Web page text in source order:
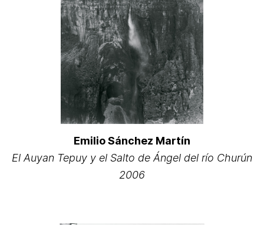
Emilio Sánchez Martín
El Auyan Tepuy y el Salto de Ángel del río Churún
2006